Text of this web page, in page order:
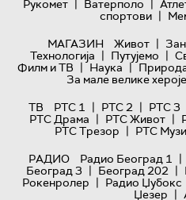
Рукомет | Ватерполо |
спортови |
МАГАЗИН
Живот |
Технологијa | Путујемо |
Филм и ТВ | Наука |
За мале велике хероје
ТВ
РТС 1 | РТС 2 | РТС 3
РТС Драма | РТС Живот |
РТС Трезор | РТС
РАДИО
Радио Београд 1 |
Београд 3 | Београд 202 |
Рокенролер | Радио Џубокс
Џезер |